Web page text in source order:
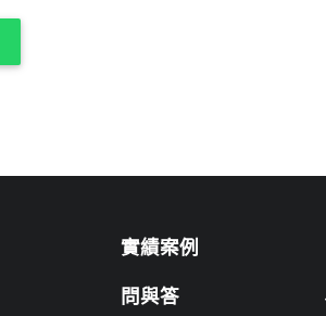
實績案例
問與答